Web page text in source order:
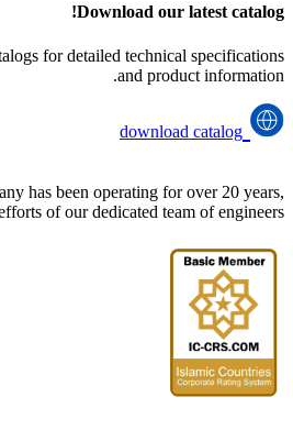
Download our latest catalog!
for detailed technical specifications
and product information.
download catalog
has been operating for over 20 years,
of our dedicated team of engineers.